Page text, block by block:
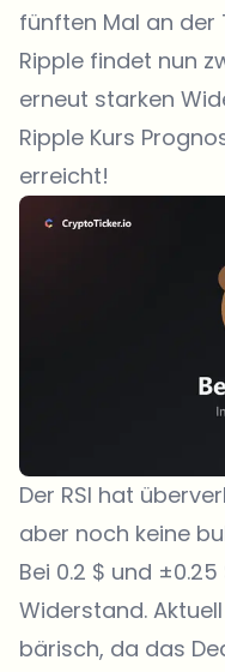
fünften Mal an der
Ripple findet nun
erneut starken
Ripple Kurs
erreicht!
Der RSI hat
aber noch keine
Bei 0.2 $ und
Widerstand.
bärisch, da das